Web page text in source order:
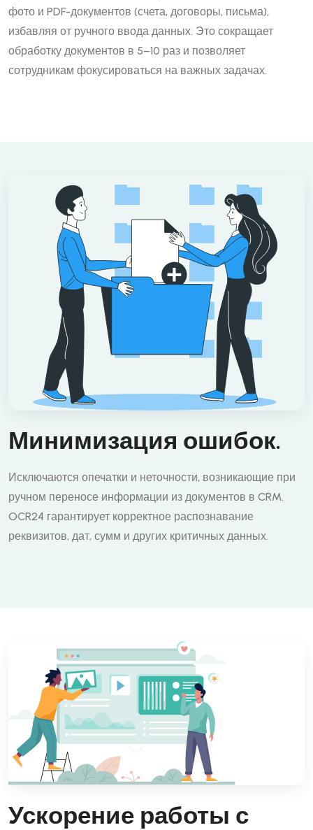
фото и PDF-документов (счета, договоры, письма),
избавляя от ручного ввода данных. Это сокращает
обработку документов в 5–10 раз и позволяет
сотрудникам фокусироваться на важных задачах.
Минимизация ошибок.
Исключаются опечатки и неточности, возникающие при
ручном переносе информации из документов в CRM.
OCR24 гарантирует корректное распознавание
реквизитов, дат, сумм и других критичных данных.
Ускорение работы с